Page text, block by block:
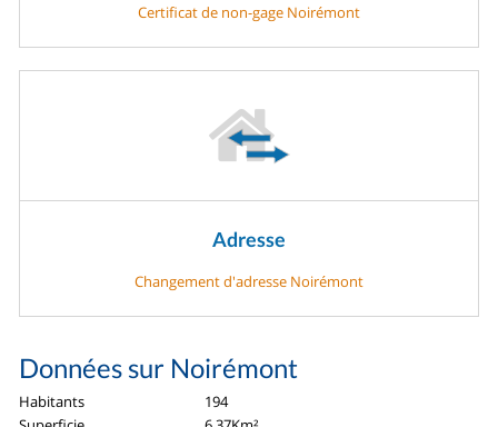
Certificat de non-gage Noirémont
Adresse
Changement d'adresse Noirémont
Données sur Noirémont
Habitants
194